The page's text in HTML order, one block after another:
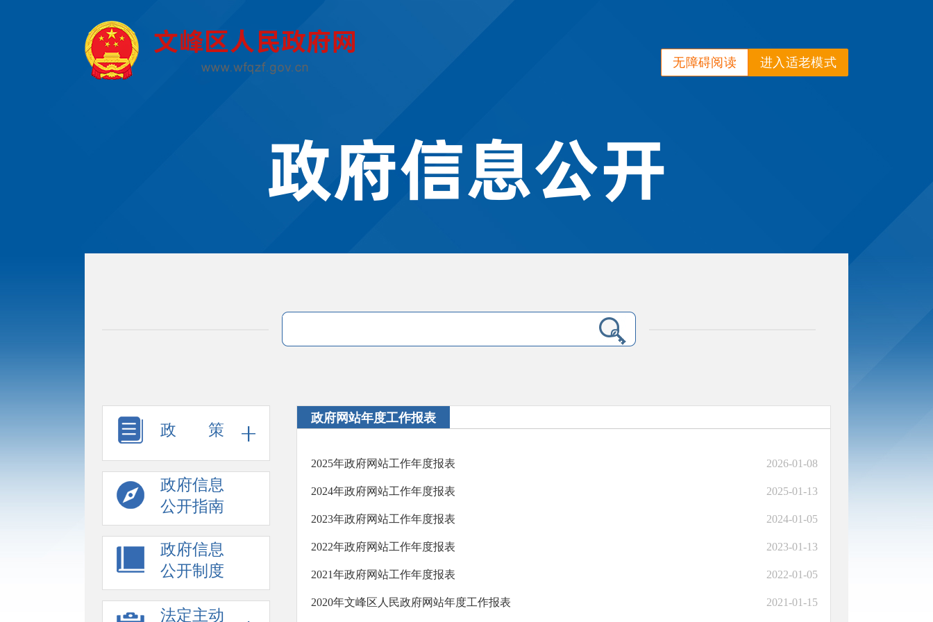
进入适老模式
无障碍阅读
政 策
政府信息
公开指南
政府信息
公开制度
法定主动
政府网站年度工作报表
2025年政府网站工作年度报表 2026-01-08
2024年政府网站工作年度报表 2025-01-13
2023年政府网站工作年度报表 2024-01-05
2022年政府网站工作年度报表 2023-01-13
2021年政府网站工作年度报表 2022-01-05
2020年文峰区人民政府网站年度工作报表 2021-01-15